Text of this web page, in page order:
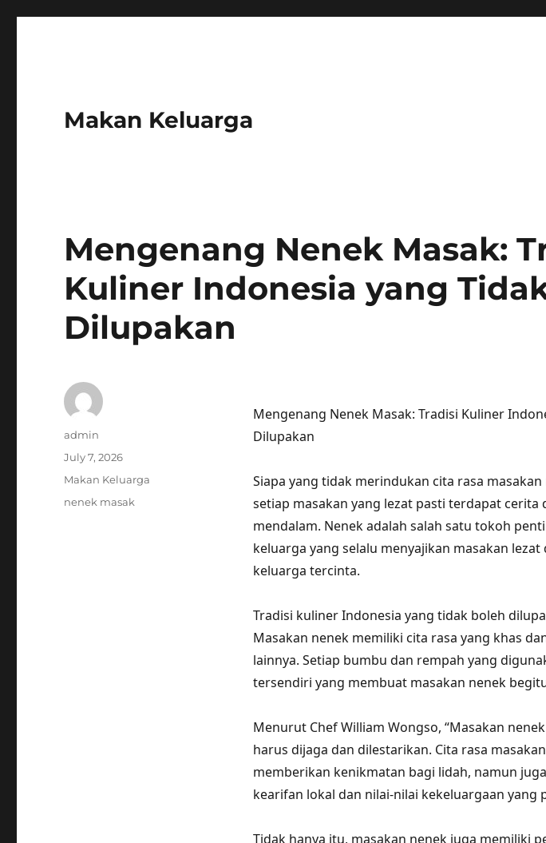
Makan Keluarga
Mengenang Nenek Masak:
Kuliner Indonesia yang
Dilupakan
Mengenang Nenek Masak: Tradisi Kuliner
Dilupakan
Siapa yang tidak merindukan cita rasa
setiap masakan yang lezat pasti terdapat cerita
mendalam. Nenek adalah salah satu tokoh
keluarga yang selalu menyajikan masakan
keluarga tercinta.
Tradisi kuliner Indonesia yang tidak boleh
Masakan nenek memiliki cita rasa yang khas
lainnya. Setiap bumbu dan rempah yang
tersendiri yang membuat masakan nenek
Menurut Chef William Wongso, “Masakan
harus dijaga dan dilestarikan. Cita rasa
memberikan kenikmatan bagi lidah, namun
kearifan lokal dan nilai-nilai kekeluargaan yang
Tidak hanya itu, masakan nenek juga memiliki
Author
admin
Posted
July 7, 2026
Categories
Makan Keluarga
Tags
nenek masak